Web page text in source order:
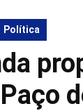
Política